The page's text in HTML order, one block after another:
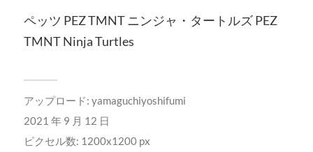
ペッツ PEZ TMNT ニンジャ・タートルズ PEZ
TMNT Ninja Turtles
アップロード: yamaguchiyoshifumi
2021 年 9 月 12 日
ピクセル数: 1200x1200 px